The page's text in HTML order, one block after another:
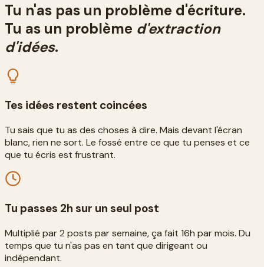
Tu n'as pas un problème d'écriture.
Tu as un problème d'extraction
d'idées.
Tes idées restent coincées
Tu sais que tu as des choses à dire. Mais devant l'écran
blanc, rien ne sort. Le fossé entre ce que tu penses et ce
que tu écris est frustrant.
Tu passes 2h sur un seul post
Multiplié par 2 posts par semaine, ça fait 16h par mois. Du
temps que tu n'as pas en tant que dirigeant ou
indépendant.